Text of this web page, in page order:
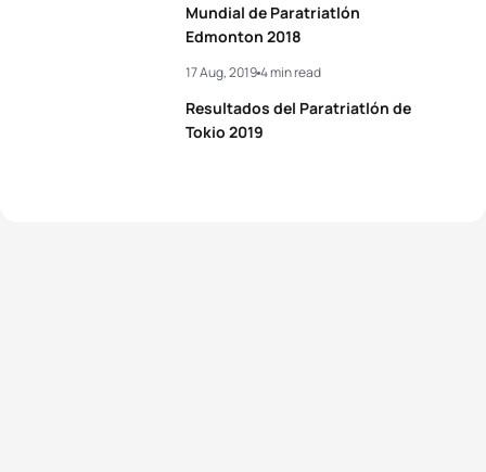
CHN 01:04:54
CRO 01:05:49
View full results
Mundial de Paratriatlón
Edmonton 2018
Resultados del Paratriatlón de
Tokio 2019
17 Aug, 20194 min read